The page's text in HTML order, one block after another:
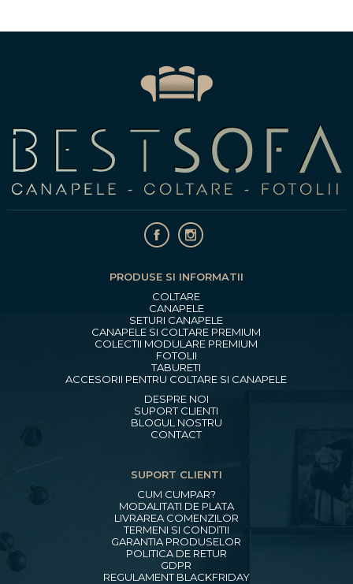
PRODUSE SI INFORMATII
COLTARE
CANAPELE
SETURI CANAPELE
CANAPELE SI COLTARE PREMIUM
COLECTII MODULARE PREMIUM
FOTOLII
TABURETI
ACCESORII PENTRU COLTARE SI CANAPELE
DESPRE NOI
SUPORT CLIENTI
BLOGUL NOSTRU
CONTACT
SUPORT CLIENTI
CUM CUMPAR?
MODALITATI DE PLATA
LIVRAREA COMENZILOR
TERMENI SI CONDITII
GARANTIA PRODUSELOR
POLITICA DE RETUR
GDPR
REGULAMENT BLACKFRIDAY